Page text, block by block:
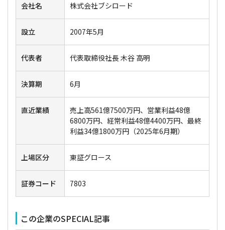
会社名 株式会社ブシロード
設立 2007年5月
代表者 代表取締役社長 木谷 高明
決算期 6月
直近業績
売上高561億7500万円、営業利益48億
6800万円、経常利益48億4400万円、最終
利益34億1800万円（2025年6月期）
上場区分 東証グロース
証券コード 7803
この企業のSPECIAL記事